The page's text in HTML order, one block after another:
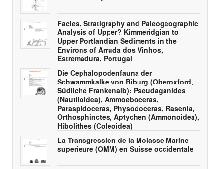
Facies, Stratigraphy and Paleogeographic
Analysis of Upper? Kimmeridgian to
Upper Portlandian Sediments in the
Environs of Arruda dos Vinhos,
Estremadura, Portugal
Die Cephalopodenfauna der
Schwammkalke von Biburg (Oberoxford,
Südliche Frankenalb): Pseudaganides
(Nautiloidea), Ammoeboceras,
Paraspidoceras, Physodoceras, Rasenia,
Orthosphinctes, Aptychen (Ammonoidea),
Hibolithes (Coleoidea)
La Transgression de la Molasse Marine
superieure (OMM) en Suisse occidentale